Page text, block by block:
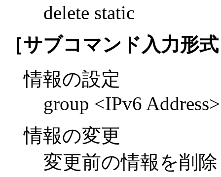
delete static
［サブコマンド入力形
情報の設定
group <IPv6 Address>
情報の変更
変更前の情報を削